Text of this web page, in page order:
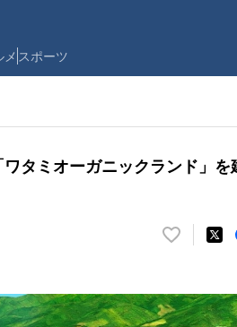
メ スポーツ
タミオーガニックランド」を
い
！
数